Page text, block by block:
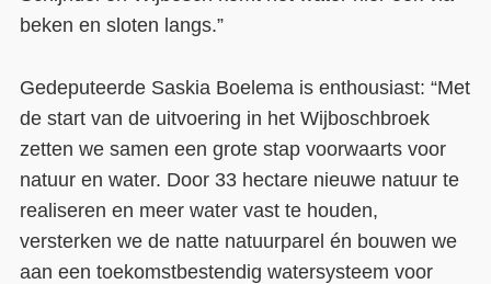
beken en sloten langs.”
Gedeputeerde Saskia Boelema is enthousiast: “Met
de start van de uitvoering in het Wijboschbroek
zetten we samen een grote stap voorwaarts voor
natuur en water. Door 33 hectare nieuwe natuur te
realiseren en meer water vast te houden,
versterken we de natte natuurparel én bouwen we
aan een toekomstbestendig watersysteem voor